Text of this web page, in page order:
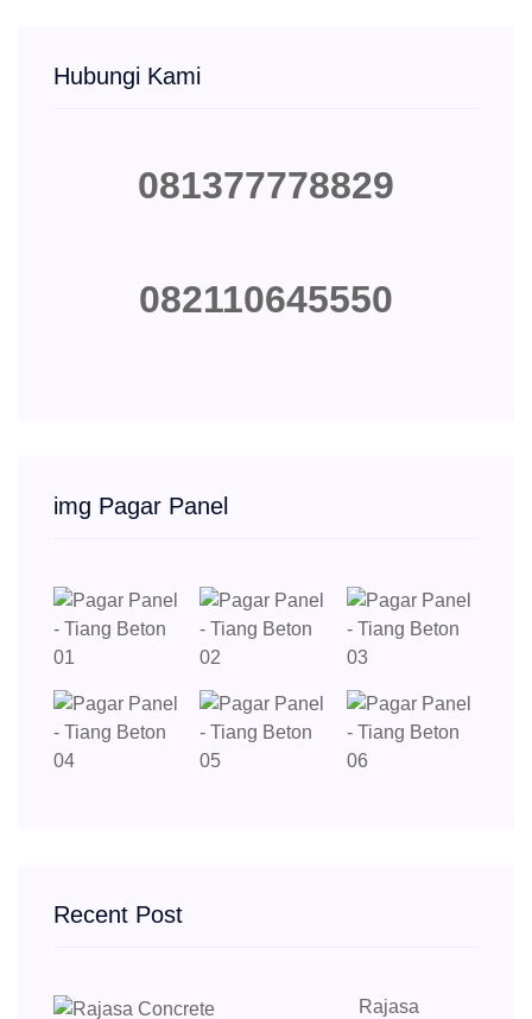
Hubungi Kami
081377778829
082110645550
img Pagar Panel
Recent Post
Rajasa